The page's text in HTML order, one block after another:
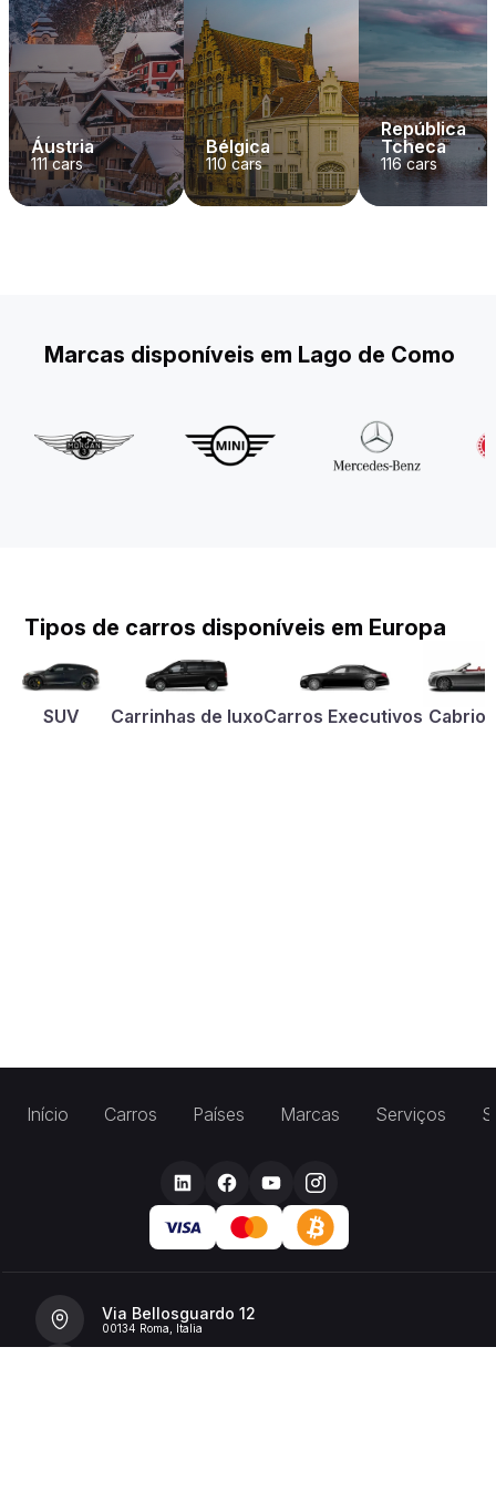
Áustria
111cars
Bélgica
110 cars
República
Tcheca
116cars
Marcas disponíveis em Lago de Como
Tipos de carros disponíveis em Europa
SUV Carrinhas de luxoCarros Executivos
Início Carros Países Marcas Serviços
Via Bellosguardo 12
00134 Roma, Italia